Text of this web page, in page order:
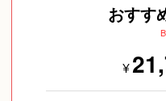
おすす
¥